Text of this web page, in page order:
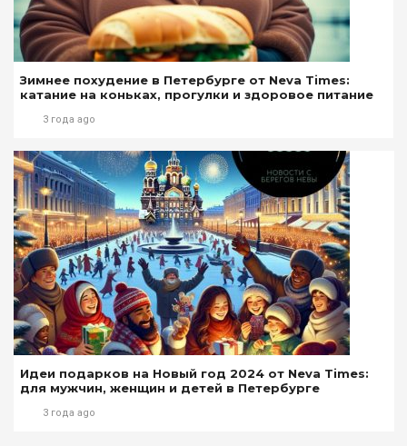
Зимнее похудение в Петербурге от Neva Times:
катание на коньках, прогулки и здоровое питание
3 года ago
Идеи подарков на Новый год 2024 от Neva Times:
для мужчин, женщин и детей в Петербурге
3 года ago